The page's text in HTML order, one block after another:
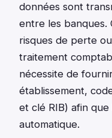
données sont
entre les banques.
risques de perte
traitement
nécessite de
établissement,
et clé RIB) afin que
automatique.